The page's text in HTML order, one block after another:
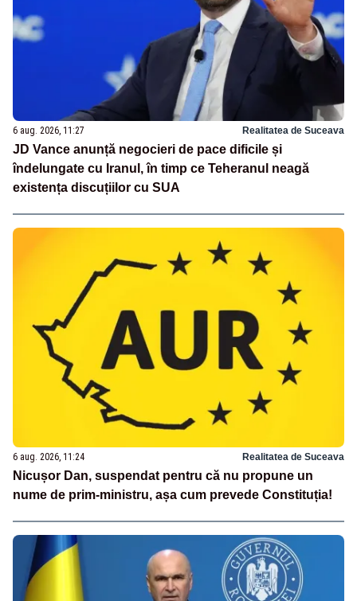
6 aug. 2026, 11:27 Realitatea de Suceava
JD Vance anunță negocieri de pace dificile și
îndelungate cu Iranul, în timp ce Teheranul neagă
existența discuțiilor cu SUA
6 aug. 2026, 11:24 Realitatea de Suceava
Nicușor Dan, suspendat pentru că nu propune un
nume de prim-ministru, așa cum prevede Constituția!